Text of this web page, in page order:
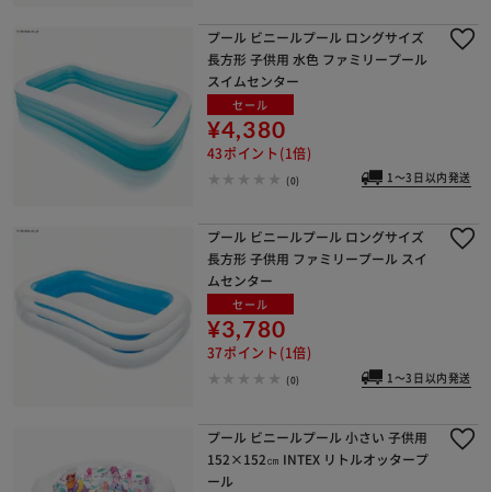
プール ビニールプール ロングサイズ
長方形 子供用 水色 ファミリープール
スイムセンター
セール
¥4,380
43ポイント(1倍)
(0) 1～3日以内発送
プール ビニールプール ロングサイズ
長方形 子供用 ファミリープール スイ
ムセンター
セール
¥3,780
37ポイント(1倍)
(0) 1～3日以内発送
プール ビニールプール 小さい 子供用
152×152㎝ INTEX リトルオッタープ
ール